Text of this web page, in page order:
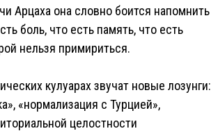
Арцаха она словно боится напомнить
боль, что есть память, что есть
нельзя примириться.
кулуарах звучат новые лозунги:
«нормализация с Турцией»,
целостности